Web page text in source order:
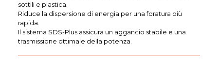
sottili e plastica.
Riduce la dispersione di energia per una foratura più
rapida.
Il sistema SDS-Plus assicura un aggancio stabile e una
trasmissione ottimale della potenza.